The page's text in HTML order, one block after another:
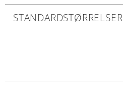
STANDARDSTØRRELSER